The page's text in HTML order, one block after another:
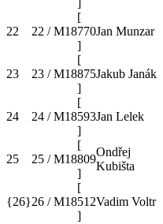
]
22 22 / M18
[
770
]
Jan Munzar
23 23 / M18
[
875
]
Jakub Janák
24 24 / M18
[
593
]
Jan Lelek
25 25 / M18
[
809
]
Ondřej
Kubišta
{26}26 / M18
[
512
]
Vadim Voltr